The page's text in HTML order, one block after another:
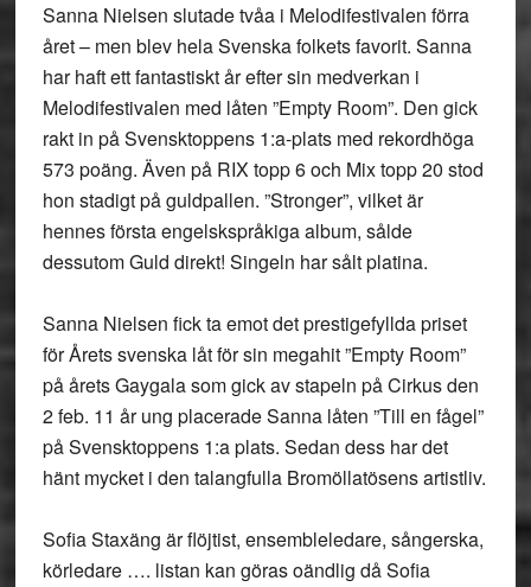
Sanna Nielsen slutade tvåa i Melodifestivalen förra
året – men blev hela Svenska folkets favorit. Sanna
har haft ett fantastiskt år efter sin medverkan i
Melodifestivalen med låten ”Empty Room”. Den gick
rakt in på Svensktoppens 1:a-plats med rekordhöga
573 poäng. Även på RIX topp 6 och Mix topp 20 stod
hon stadigt på guldpallen. ”Stronger”, vilket är
hennes första engelskspråkiga album, sålde
dessutom Guld direkt! Singeln har sålt platina.
Sanna Nielsen fick ta emot det prestigefyllda priset
för Årets svenska låt för sin megahit ”Empty Room”
på årets Gaygala som gick av stapeln på Cirkus den
2 feb. 11 år ung placerade Sanna låten ”Till en fågel”
på Svensktoppens 1:a plats. Sedan dess har det
hänt mycket i den talangfulla Bromöllatösens artistliv.
Sofia Staxäng är flöjtist, ensembleledare, sångerska,
körledare …. listan kan göras oändlig då Sofia